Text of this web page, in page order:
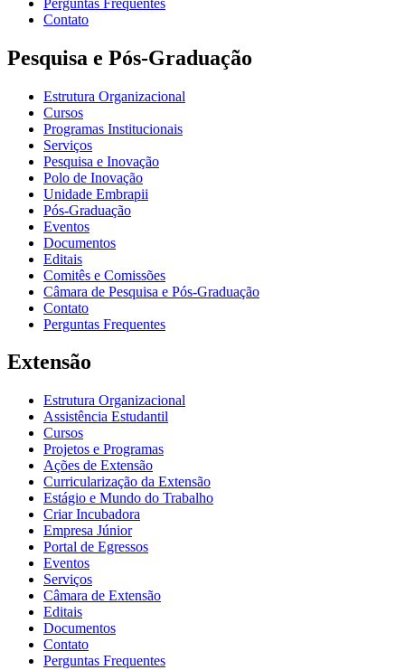
Contato
Pesquisa e Pós-Graduação
Estrutura Organizacional
Cursos
Programas Institucionais
Serviços
Pesquisa e Inovação
Polo de Inovação
Unidade Embrapii
Pós-Graduação
Eventos
Documentos
Editais
Comitês e Comissões
Câmara de Pesquisa e Pós-Graduação
Contato
Perguntas Frequentes
Extensão
Estrutura Organizacional
Assistência Estudantil
Cursos
Projetos e Programas
Ações de Extensão
Curricularização da Extensão
Estágio e Mundo do Trabalho
Criar Incubadora
Empresa Júnior
Portal de Egressos
Eventos
Serviços
Câmara de Extensão
Editais
Documentos
Contato
Perguntas Frequentes